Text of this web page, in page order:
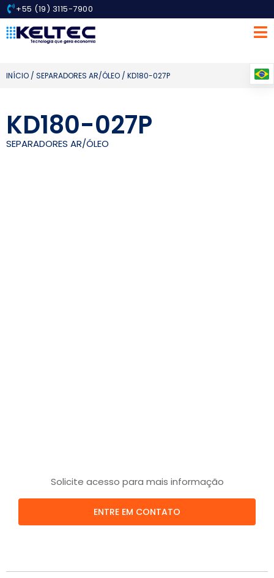
+55 (19) 3115-7900
INÍCIO / SEPARADORES AR/ÓLEO / KD180-027P
KD180-027P
SEPARADORES AR/ÓLEO
Solicite acesso para mais informação
ENTRE EM CONTATO